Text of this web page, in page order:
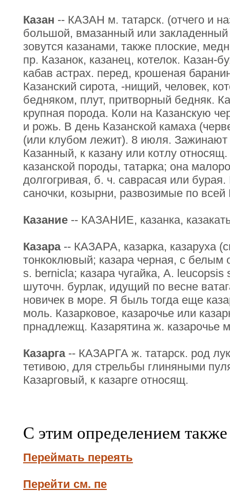
Казан -- КАЗАН м. татарск. (отчего и
большой, вмазанный или
зовутся казанами, также плоские,
пр. Казанок, казанец, котелок. Казан-
кабав астрах. перед, крошеная
Казанский сирота, -нищий, человек,
бедняком, плут, притворный бедняк.
крупная порода. Коли на Казанскую
и рожь. В день Казанской камаха
(или клубом лежит). 8 июля.
Казанный, к казану или котлу
казанской породы, татарка; она
долгогривая, б. ч. саврасая или
саночки, козырни, развозимые по всей
Казание -- КАЗАНИЕ, казанка,
Казара-- КАЗАРА, казарка, казаруха
тонкоклювый; казара черная, с
s. berniclа; казара чугайка, А.
шуточн. бурлак, идущий по весне
новичек в море. Я быль тогда еще
моль. Казарковое, казарочье или
прнадлежщ. Казарятина ж. казарочье
Казарга-- КАЗАРГА ж. татарск. род
тетивою, для стрельбы глиняными
Казарговый, к казарге относящ.
С этим определением
Переймать переять
Перейти см. пе